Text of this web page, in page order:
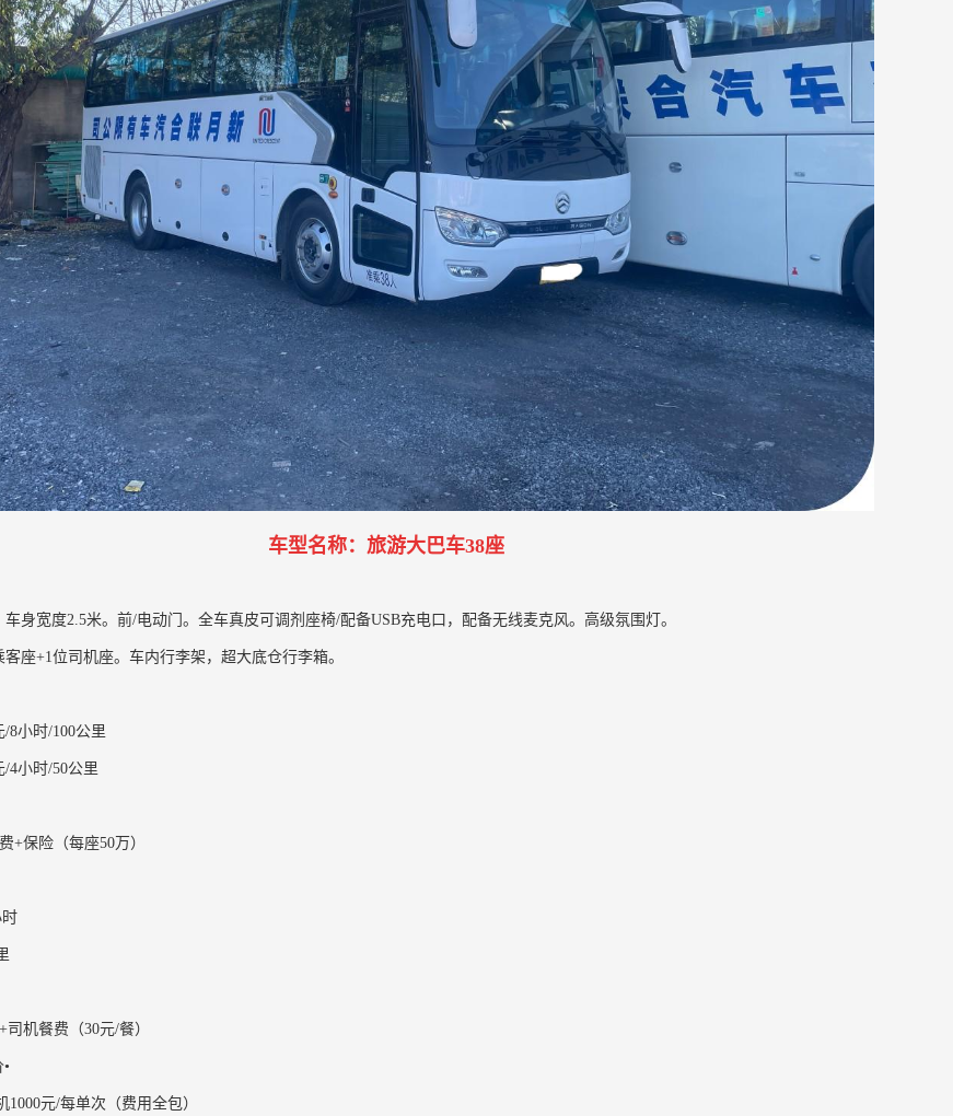
车型名称：旅游大巴车38座
车身宽度2.5米。前/电动门。全车真皮可调剂座椅/配备USB充电口，配备无线麦克风。高级氛围灯。
客座+1位司机座。车内行李架，超大底仓行李箱。
/8小时/100公里
/4小时/50公里
+保险（每座50万）
机餐费（30元/餐）
1000元/每单次（费用全包）